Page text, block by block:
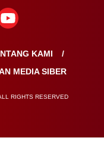
KAMI
MEDIA SIBER
RIGHTS RESERVED